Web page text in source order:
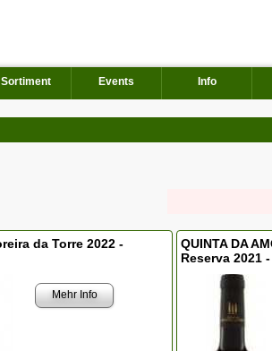
Sortiment Events Info
da Torre 2022 -
Mehr Info
QUINTA DA
Reserva 2021